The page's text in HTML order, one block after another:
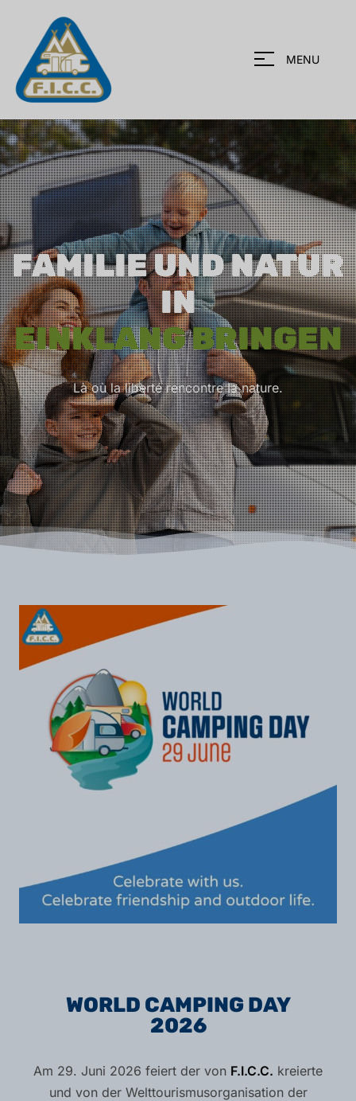
MENU
FAMILIE UND NATUR
IN
EINKLANG BRINGEN
Là où la liberté rencontre la nature.
WORLD CAMPING DAY
2026
Am 29. Juni 2026 feiert der von F.I.C.C. kreierte
und von der Welttourismusorganisation der